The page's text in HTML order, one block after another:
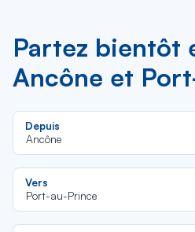
Partez bientôt
Ancône et
Depuis
Ancône
Vers
Port-au-Prince